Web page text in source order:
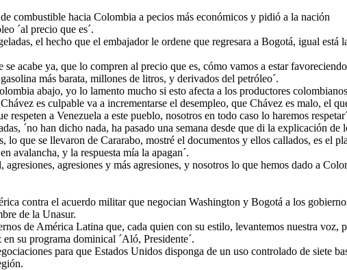
combustible hacia Colombia a pecios más económicos y pidió a la nación
´al precio que es´.
el hecho que el embajador le ordene que regresara a Bogotá, igual está
acabe ya, que lo compren al precio que es, cómo vamos a estar
más barata, millones de litros, y derivados del petróleo´.
abajo, yo lo lamento mucho si esto afecta a los productores
es culpable va a incrementarse el desempleo, que Chávez es malo, el
a Venezuela a este pueblo, nosotros en todo caso lo haremos
´no han dicho nada, ha pasado una semana desde que di la explicación de
que se llevaron de Cararabo, mostré el documentos y ellos callados, es el
avalancha, y la respuesta mía la apagan´.
agresiones y más agresiones, y nosotros lo que hemos dado a
contra el acuerdo militar que negocian Washington y Bogotá a los
de la Unasur.
de América Latina que, cada quien con su estilo, levantemos nuestra voz,
su programa dominical ´Aló, Presidente´.
para que Estados Unidos disponga de un uso controlado de siete